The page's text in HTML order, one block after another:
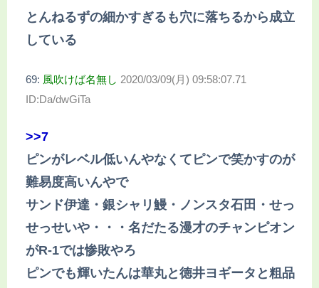
とんねるずの細かすぎるも穴に落ちるから成立
している
69: 風吹けば名無し 2020/03/09(月) 09:58:07.71
ID:Da/dwGiTa
>>7
ピンがレベル低いんやなくてピンで笑かすのが
難易度高いんやで
サンド伊達・銀シャリ鰻・ノンスタ石田・せっ
せっせいや・・・名だたる漫才のチャンピオン
がR-1では惨敗やろ
ピンでも輝いたんは華丸と徳井ヨギータと粗品